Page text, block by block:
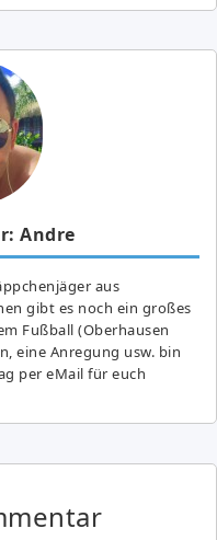
Andre
aus
gibt es noch ein großes
Fußball (Oberhausen
eine Anregung usw. bin
per eMail für euch